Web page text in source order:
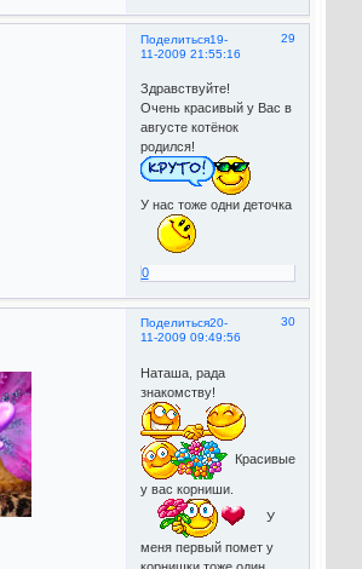
Поделиться 29
19-
11-2009 21:55:16
Здравствуйте!
Очень красивый у Вас в
августе котёнок
родился!
У нас тоже одни деточка
0
Поделиться 30
20-
11-2009 09:49:56
Наташа, рада
знакомству!
Красивые
у вас корниши.
У
меня первый помет у